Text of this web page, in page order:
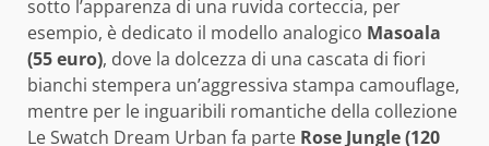
sotto l’apparenza di una ruvida corteccia, per
esempio, è dedicato il modello analogico Masoala
(55 euro), dove la dolcezza di una cascata di fiori
bianchi stempera un’aggressiva stampa camouflage,
mentre per le inguaribili romantiche della collezione
Le Swatch Dream Urban fa parte Rose Jungle (120